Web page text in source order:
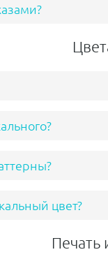
цвет?
Печать